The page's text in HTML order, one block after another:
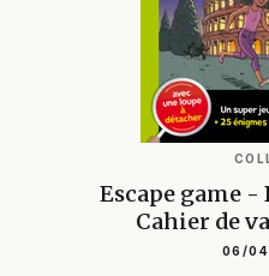
Escape game -
Cahier de
06/